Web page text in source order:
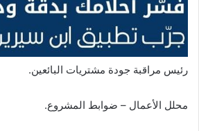
رئيس مراقبة جودة مشتريات البائعين.
محلل الأعمال – ضوابط المشروع.